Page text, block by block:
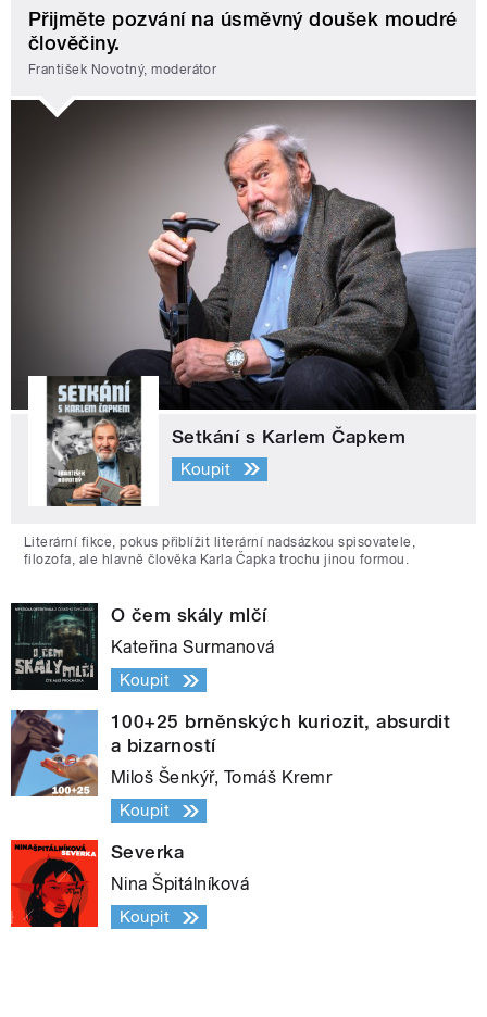
Přijměte pozvání na úsměvný doušek moudré
člověčiny.
František Novotný, moderátor
Setkání s Karlem Čapkem
Koupit
Literární fikce, pokus přiblížit literární nadsázkou spisovatele,
filozofa, ale hlavně člověka Karla Čapka trochu jinou formou.
O čem skály mlčí
Kateřina Surmanová
Koupit
100+25 brněnských kuriozit, absurdit
a bizarností
Miloš Šenkýř, Tomáš Kremr
Koupit
Severka
Nina Špitálníková
Koupit